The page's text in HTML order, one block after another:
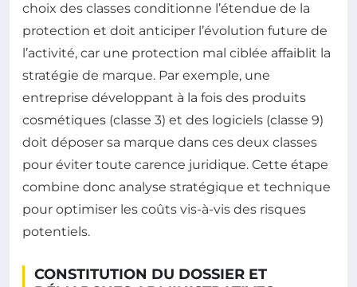
choix des classes conditionne l’étendue de la
protection et doit anticiper l’évolution future de
l’activité, car une protection mal ciblée affaiblit la
stratégie de marque. Par exemple, une
entreprise développant à la fois des produits
cosmétiques (classe 3) et des logiciels (classe 9)
doit déposer sa marque dans ces deux classes
pour éviter toute carence juridique. Cette étape
combine donc analyse stratégique et technique
pour optimiser les coûts vis-à-vis des risques
potentiels.
CONSTITUTION DU DOSSIER ET